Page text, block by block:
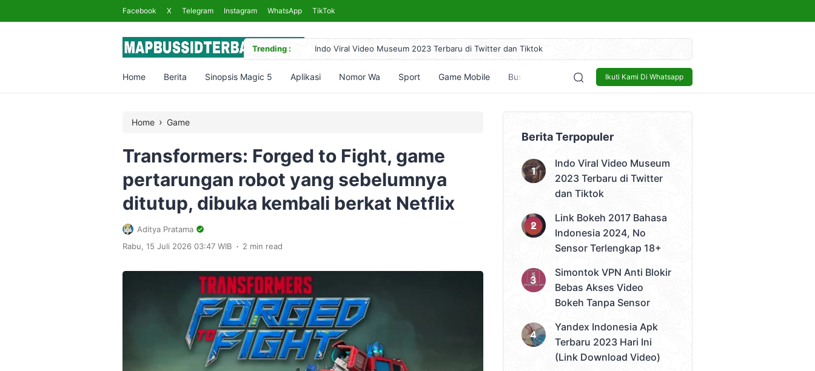
Facebook X Telegram Instagram WhatsApp TikTok
Trending :
Indo Viral Video Museum 2023 Terbaru di Twitter dan Tiktok
Link Bokeh 2017 Bahasa Indonesia 2024, No Sensor Terlengkap 18+
Simontok VPN Anti Blokir Bebas Akses Video Bokeh Tanpa Sensor
Ikuti Kami Di Whatsapp
Home Berita Sinopsis Magic 5 Aplikasi Nomor Wa Sport Game Mobile Bussid Bisnis Lowongan Kerja Tech and Gadget
Home › Game
Transformers: Forged to Fight, game
pertarungan robot yang sebelumnya
ditutup, dibuka kembali berkat Netflix
Aditya Pratama
Rabu, 15 Juli 2026 03:47 WIB . 2 min read
Berita Terpopuler
Indo Viral Video Museum
2023 Terbaru di Twitter
dan Tiktok
Link Bokeh 2017 Bahasa
Indonesia 2024, No
Sensor Terlengkap 18+
Simontok VPN Anti Blokir
Bebas Akses Video
Bokeh Tanpa Sensor
Yandex Indonesia Apk
Terbaru 2023 Hari Ini
(Link Download Video)